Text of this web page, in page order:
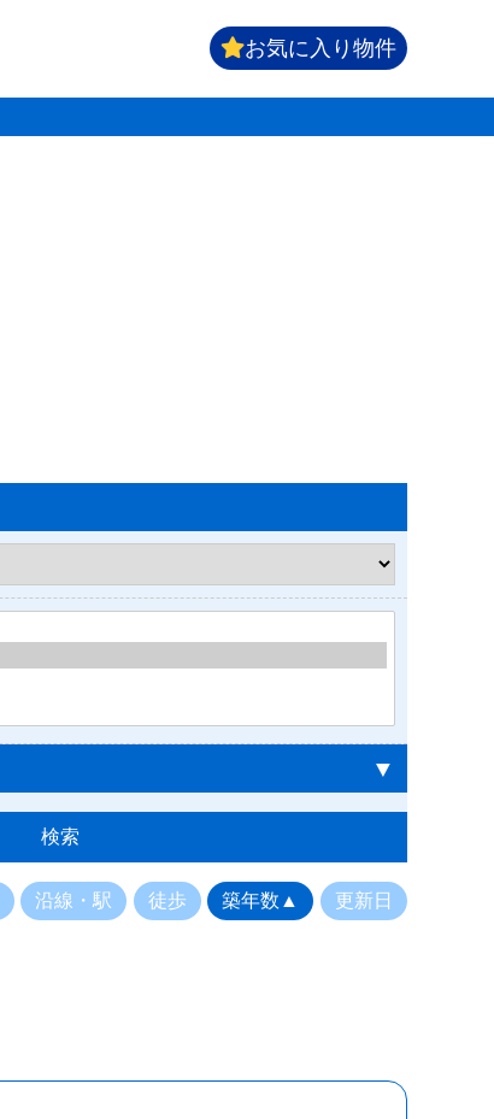
お気に入り物件
▼
沿線・駅 徒歩 築年数▲ 更新日